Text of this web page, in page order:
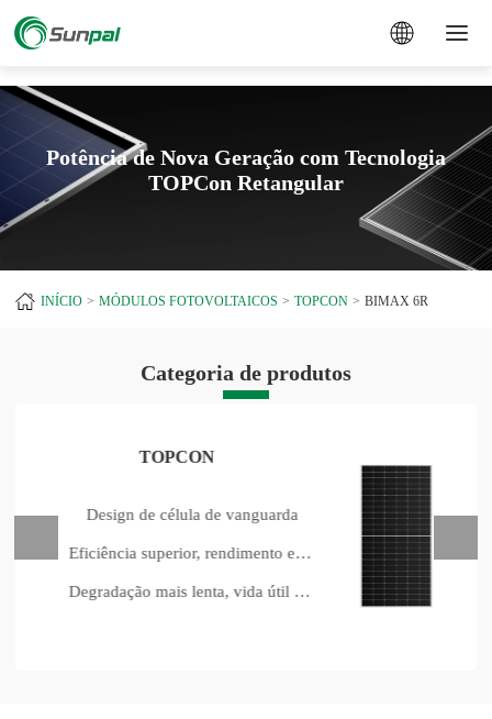
Potência de Nova Geração com Tecnologia
TOPCon Retangular
INÍCIO MÓDULOS FOTOVOLTAICOS TOPCON BIMAX 6R
Categoria de produtos
TOPCON
Design de célula de vanguarda
Eficiência superior, rendimento estável
Degradação mais lenta, vida útil mais longa